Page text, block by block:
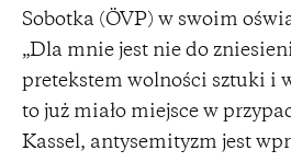
Sobotka (ÖVP) w swoim
„Dla mnie jest nie do
pretekstem wolności sztuki i
to już miało miejsce w
Kassel, antysemityzm jest